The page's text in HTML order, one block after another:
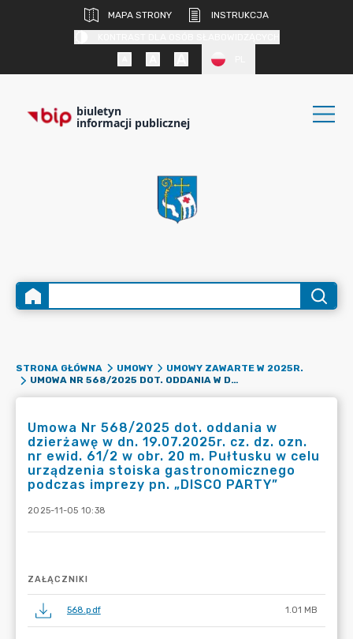
MAPA STRONY
INSTRUKCJA
biuletyn
informacji publicznej
STRONA GŁÓWNA UMOWY
UMOWY ZAWARTE W 2025R.
UMOWA NR 568/2025 DOT. ODDANIA W DZIERŻAWĘ W DN. 19.07.2025R. CZ. DZ. OZN. NR EWID. 61/2 W OBR. 20 M. PUŁTUSKU W CELU URZĄDZENIA STOISKA GASTRONOMICZNEGO PODCZAS IMPREZY PN. „DISCO PARTY”
Umowa Nr 568/2025 dot. oddania w
dzierżawę w dn. 19.07.2025r. cz. dz. ozn.
nr ewid. 61/2 w obr. 20 m. Pułtusku w celu
urządzenia stoiska gastronomicznego
podczas imprezy pn. „DISCO PARTY”
2025-11-05 10:38
ZAŁĄCZNIKI
568.pdf 1.01 MB